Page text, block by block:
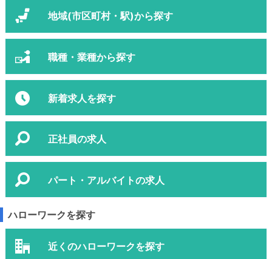
地域(市区町村・駅)から探す
職種・業種から探す
新着求人を探す
正社員の求人
パート・アルバイトの求人
ハローワークを探す
近くのハローワークを探す